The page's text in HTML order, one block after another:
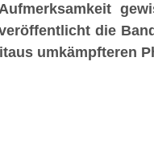
die
umkämpfteren